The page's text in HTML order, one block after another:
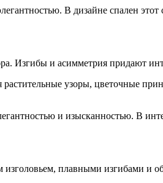
В дизайне спален этот
Изгибы и асимметрия придают
узоры, цветочные
и изысканностью. В
плавными изгибами и